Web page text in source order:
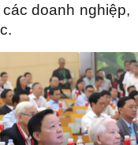
doanh nghiệp,